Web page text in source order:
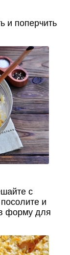
и поперчить
с
и
форму для